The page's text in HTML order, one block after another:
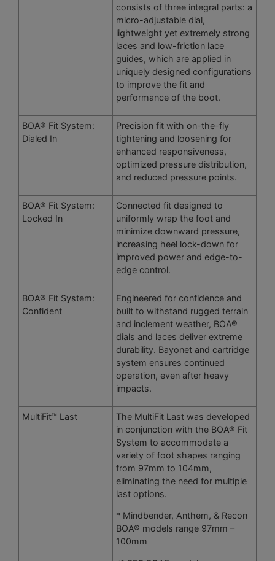
consists of three integral parts: a
micro-adjustable dial,
lightweight yet extremely strong
laces and low-friction lace
guides, which are applied in
uniquely designed configurations
to improve the fit and
performance of the boot.
BOA® Fit System:
Dialed In
Precision fit with on-the-fly
tightening and loosening for
enhanced responsiveness,
optimized pressure distribution,
and reduced pressure points.
BOA® Fit System:
Locked In
Connected fit designed to
uniformly wrap the foot and
minimize downward pressure,
increasing heel lock-down for
improved power and edge-to-
edge control.
BOA® Fit System:
Confident
Engineered for confidence and
built to withstand rugged terrain
and inclement weather, BOA®
dials and laces deliver extreme
durability. Bayonet and cartridge
system ensures continued
operation, even after heavy
impacts.
MultiFit™ Last
The MultiFit Last was developed
in conjunction with the BOA® Fit
System to accommodate a
variety of foot shapes ranging
from 97mm to 104mm,
eliminating the need for multiple
last options.
* Mindbender, Anthem, & Recon
BOA® models range 97mm –
100mm